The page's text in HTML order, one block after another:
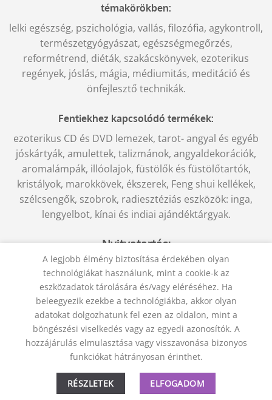
témakörökben:
lelki egészség, pszichológia, vallás, filozófia, agykontroll,
természetgyógyászat, egészségmegőrzés,
reformétrend, diéták, szakácskönyvek, ezoterikus
regények, jóslás, mágia, médiumitás, meditáció és
önfejlesztő technikák.
Fentiekhez kapcsolódó termékek:
ezoterikus CD és DVD lemezek, tarot- angyal és egyéb
jóskártyák, amulettek, talizmánok, angyaldekorációk,
aromalámpák, illóolajok, füstölők és füstölőtartók,
kristályok, marokkövek, ékszerek, Feng shui kellékek,
szélcsengők, szobrok, radiesztéziás eszközök: inga,
lengyelbot, kínai és indiai ajándéktárgyak.
Nyitvatartás:
Hétfő – Péntek: 9 – 17
Szombat: 9-12
KAPCSOLAT ADATVÉDELMI NYILATKOZAT
JOGI NYILATKOZAT
SZÁLLÍTÁSI FELTÉTELEK
© 2012 - 2026 Trigon 9000 Kft.
A legjobb élmény biztosítása érdekében olyan
technológiákat használunk, mint a cookie-k az
eszközadatok tárolására és/vagy eléréséhez. Ha
beleegyezik ezekbe a technológiákba, akkor olyan
adatokat dolgozhatunk fel ezen az oldalon, mint a
böngészési viselkedés vagy az egyedi azonosítók. A
hozzájárulás elmulasztása vagy visszavonása bizonyos
funkciókat hátrányosan érinthet.
RÉSZLETEK ELFOGADOM